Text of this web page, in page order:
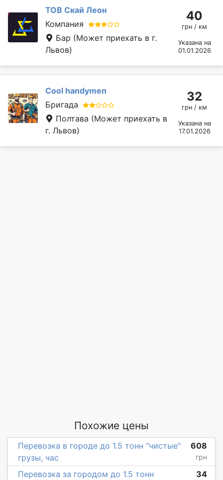
ТОВ Скай Леон
Компания
Бар (Может приехать в г.
Львов)
40
грн / км
Указана на
01.01.2026
Cool handymen
Бригада
Полтава (Может приехать в
г. Львов)
32
грн / км
Указана на
17.01.2026
Похожие цены
Перевозка в городе до 1.5 тонн "чистые"
грузы, час
608
грн
Перевозка за городом до 1.5 тонн
34